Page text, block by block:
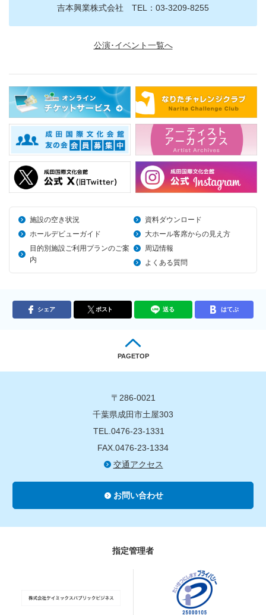
吉本興業株式会社 TEL：03-3209-8255
公演･イベント一覧へ
施設の空き状況
資料ダウンロード
ホールデビューガイド
大ホール客席からの見え方
目的別施設ご利用プランのご案
内
周辺情報
よくある質問
シェア ポスト 送る はてぶ
PAGETOP
〒286-0021
千葉県成田市土屋303
TEL.0476-23-1331
FAX.0476-23-1334
交通アクセス
お問い合わせ
指定管理者